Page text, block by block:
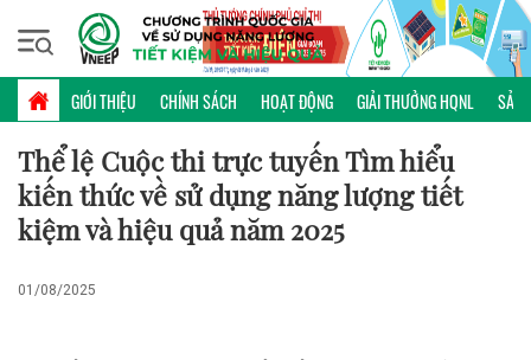
GIỚI THIỆU CHÍNH SÁCH HOẠT ĐỘNG GIẢI THƯỞNG HQNL SẢN
Chủ nhật, 09/08/2026 | 18:47 GMT+7
THỂ LỆ
Thể lệ Cuộc thi trực tuyến Tìm hiểu
kiến thức về sử dụng năng lượng tiết
kiệm và hiệu quả năm 2025
01/08/2025